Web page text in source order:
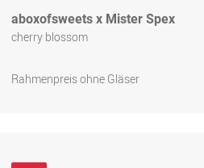
aboxofsweets x Mister Spex
cherry blossom
Rahmenpreis ohne Gläser